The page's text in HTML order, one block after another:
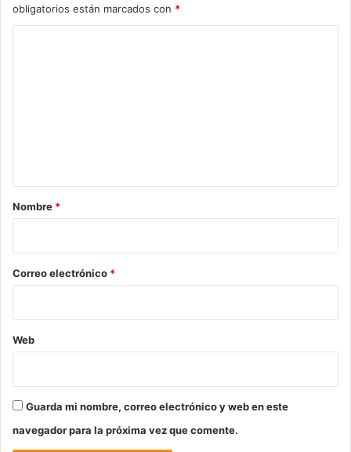
obligatorios están marcados con *
r
*
Nombre *
Correo electrónico *
Web
Guarda mi nombre, correo electrónico y web en este
navegador para la próxima vez que comente.